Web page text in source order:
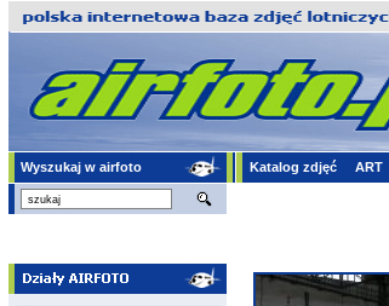
Wyszukaj w airfoto Katalog zdjęć ART